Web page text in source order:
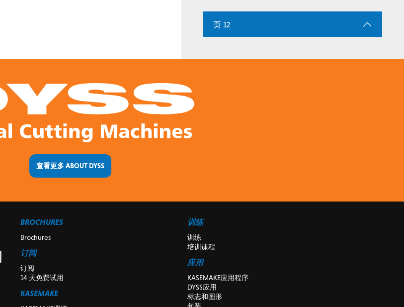
页 12
查看更多 ABOUT DYSS
BROCHURES
Brochures
订阅
订阅
14 天免费试用
KASEMAKE
训练
训练
培训课程
应用
KASEMAKE应用程序
DYSS应用
标志和图形